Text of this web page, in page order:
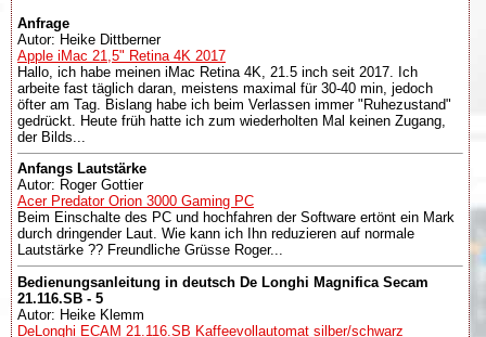
Anfrage
Autor: Heike Dittberner
Apple iMac 21,5" Retina 4K 2017
Hallo, ich habe meinen iMac Retina 4K, 21.5 inch seit 2017. Ich
arbeite fast täglich daran, meistens maximal für 30-40 min, jedoch
öfter am Tag. Bislang habe ich beim Verlassen immer "Ruhezustand"
gedrückt. Heute früh hatte ich zum wiederholten Mal keinen Zugang,
der Bilds...
Anfangs Lautstärke
Autor: Roger Gottier
Acer Predator Orion 3000 Gaming PC
Beim Einschalte des PC und hochfahren der Software ertönt ein Mark
durch dringender Laut. Wie kann ich Ihn reduzieren auf normale
Lautstärke ?? Freundliche Grüsse Roger...
Bedienungsanleitung in deutsch De Longhi Magnifica Secam
21.116.SB - 5
Autor: Heike Klemm
DeLonghi ECAM 21.116.SB Kaffeevollautomat silber/schwarz